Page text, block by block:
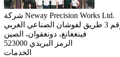
شركة Neway Precision Works Ltd.
الصناعي الغربي
فينغغانغ، دونغقوان، الصين
الرمز البريدي 523000
الخدمات